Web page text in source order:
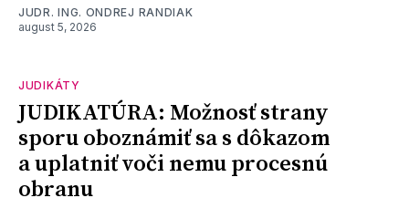
JUDR. ING. ONDREJ RANDIAK
august 5, 2026
JUDIKÁTY
JUDIKATÚRA: Možnosť strany
sporu oboznámiť sa s dôkazom
a uplatniť voči nemu procesnú
obranu